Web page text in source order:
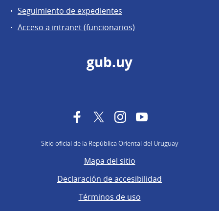
Seguimiento de expedientes
Acceso a intranet (funcionarios)
gub.uy
FacebookTwitterInstagramYouTube
Sitio oficial de la República Oriental del Uruguay
Mapa del sitio
Declaración de accesibilidad
Términos de uso